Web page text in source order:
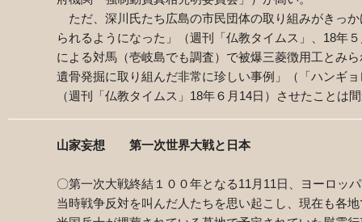
ただ、深川氏たち広島の市民団体の取り組みがきっ
られるようになった」（週刊「仏教タイムス」、 18年
による対馬（壱岐島でも調査）で被爆三菱徴用工とみ
遺骨発掘に取り組んだ非常に珍しい事例」（「ハンギ
（週刊「仏教タイムス」 18年６月 14日）させたこと
山家妄想 第一次世界大戦と日本
〇第一次大戦終結１００年となる11 月 11日、ヨーロッ
当時戦争反対を叫んだ人たちを思い起こし、現在も各